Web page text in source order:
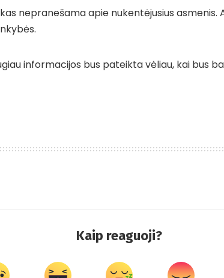
nepranešama apie nukentėjusius asmenis.
informacijos bus pateikta vėliau, kai bus
Kaip reaguoji?